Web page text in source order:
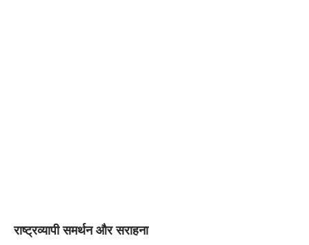
राष्ट्रव्यापी समर्थन और सराहना